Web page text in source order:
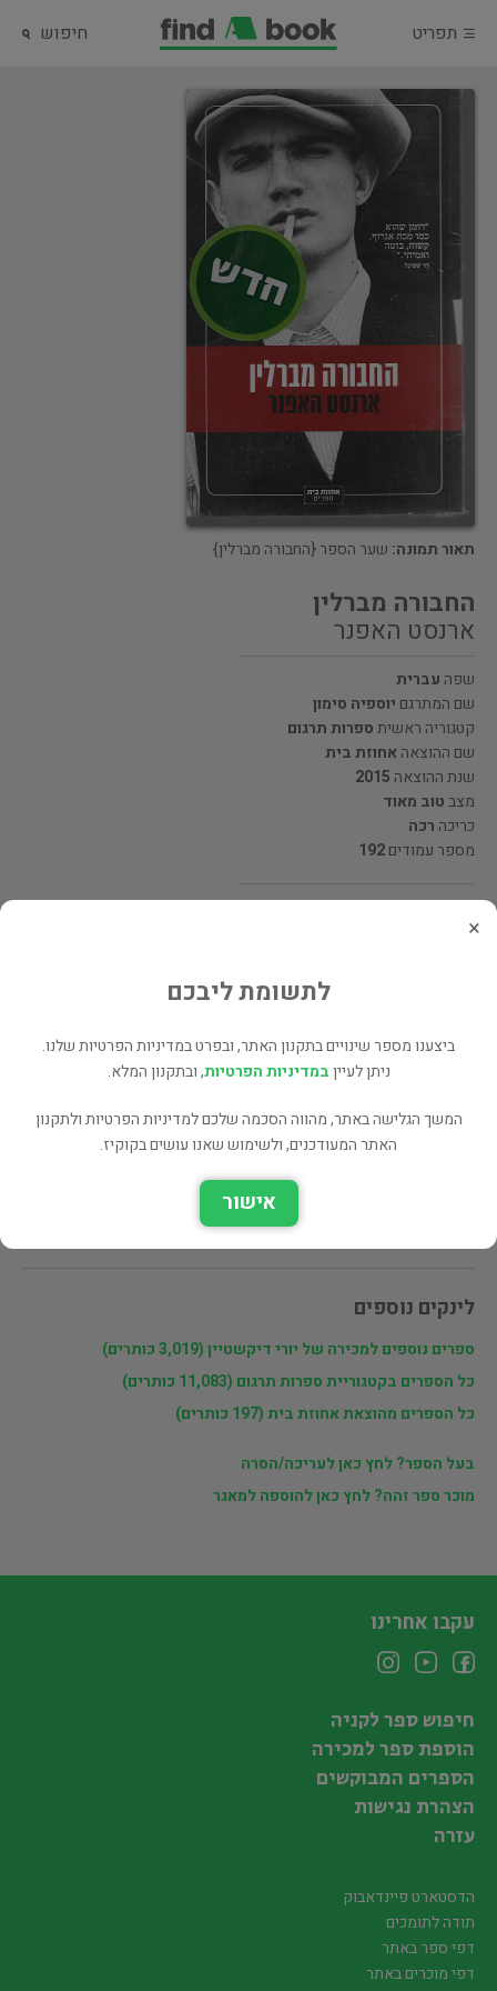
תפריט חיפוש
תאור תמונה: שער הספר {החבורה מברלין}
החבורה מברלין
ארנסט האפנר
שפה עברית
שם המתרגם יוספיה סימון
קטגוריה ראשיתספרות תרגום
שם ההוצאהאחוזת בית
שנת ההוצאה 2015
מצבטוב מאוד
כריכה רכה
מספר עמודים192
לינקים נוספים
ספרים נוספים למכירה של יורי דיקשטיין (3,019 כותרים)
כל הספרים בקטגוריית ספרות תרגום (11,083 כותרים)
כל הספרים מהוצאת אחוזת בית (197 כותרים)
בעל הספר? לחץ כאן לעריכה/הסרה
מוכר ספר זהה? לחץ כאן להוספה למאגר
×
לתשומת ליבכם
ביצענו מספר שינויים בתקנון האתר, ובפרט במדיניות הפרטיות שלנו.
ניתן לעייןבמדיניות הפרטיות, ובתקנון המלא.
המשך הגלישה באתר, מהווה הסכמה שלכם למדיניות הפרטיות ולתקנון
האתר המעודכנים, ולשימוש שאנו עושים בקוקיז.
אישור
עקבו אחרינו
חיפוש ספר לקניה
הוספת ספר למכירה
הספרים המבוקשים
הצהרת נגישות
עזרה
הדסטארט פיינדאבוק
תודה לתומכים
דפי ספר באתר
דפי מוכרים באתר